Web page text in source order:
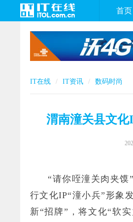
首页
IT在线 IT资讯 数码时尚
渭南潼关县文化
“请你咥潼关肉夹
行文化IP“潼小兵”形象
新“招牌”，将文化“软